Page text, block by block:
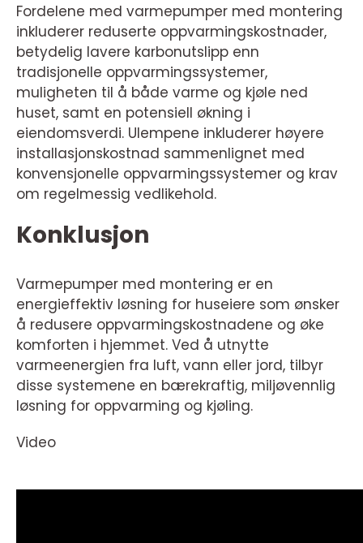
Fordelene med varmepumper med montering
inkluderer reduserte oppvarmingskostnader,
betydelig lavere karbonutslipp enn
tradisjonelle oppvarmingssystemer,
muligheten til å både varme og kjøle ned
huset, samt en potensiell økning i
eiendomsverdi. Ulempene inkluderer høyere
installasjonskostnad sammenlignet med
konvensjonelle oppvarmingssystemer og krav
om regelmessig vedlikehold.
Konklusjon
Varmepumper med montering er en
energieffektiv løsning for huseiere som ønsker
å redusere oppvarmingskostnadene og øke
komforten i hjemmet. Ved å utnytte
varmeenergien fra luft, vann eller jord, tilbyr
disse systemene en bærekraftig, miljøvennlig
løsning for oppvarming og kjøling.
Video